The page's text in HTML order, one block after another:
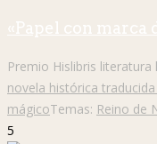
«Papel con marca
Premio Hislibris literatura
novela histórica
mágicoTemas: Reino de
5